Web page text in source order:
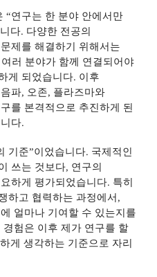
“연구는 한 분야 안에서만
다. 다양한 전공의
제를 해결하기 위해서는
러 분야가 함께 연결되어야
게 되었습니다. 이후
파, 오존, 플라즈마와
를 본격적으로 추진하게 된
다.
기준”이었습니다. 국제적인
쓰는 것보다, 연구의
하게 평가되었습니다. 특히
하고 협력하는 과정에서 ,
얼마나 기여할 수 있는지를
경험은 이후 제가 연구를 할
게 생각하는 기준으로 자리